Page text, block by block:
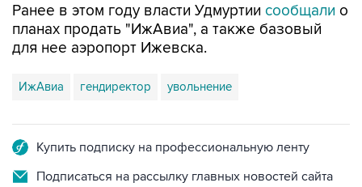
Ранее в этом году власти Удмуртии сообщали о
планах продать "ИжАвиа", а также базовый
для нее аэропорт Ижевска.
ИжАвиа гендиректор увольнение
Купить подписку на профессиональную ленту
Подписаться на рассылку главных новостей сайта